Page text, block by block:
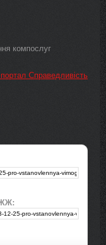
компослуг
Справедливість
ЖЖ: